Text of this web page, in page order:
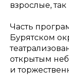
взрослые,
Часть
Бурятском
открытым
и